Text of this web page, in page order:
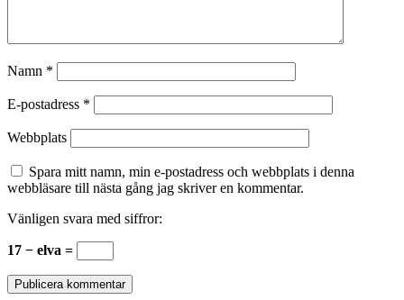
Namn *
E-postadress *
Webbplats
Spara mitt namn, min e-postadress och webbplats i denna
webbläsare till nästa gång jag skriver en kommentar.
Vänligen svara med siffror:
17 − elva =